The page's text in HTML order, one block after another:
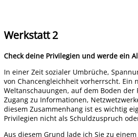
Werkstatt 2
Check deine Privilegien und werde ein
In einer Zeit sozialer Umbrüche,
von Chancengleichheit vorherrscht.
Weltanschauungen, auf dem Boden
Zugang zu Informationen,
diesem Zusammenhang ist es wichtig
Privilegien nicht als Schuldzuspruch
Aus diesem Grund lade ich Sie zu